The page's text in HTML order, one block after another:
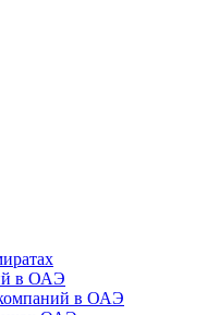
в ОАЭ
в ОАЭ